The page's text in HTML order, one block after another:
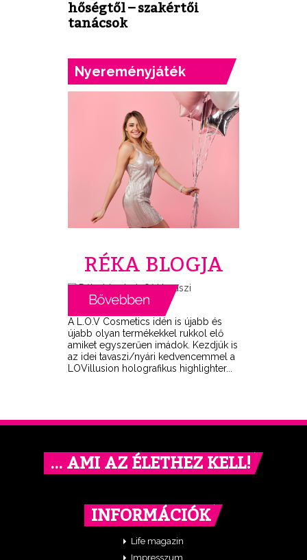
hőségtől – szakértői
tanácsok
Nyereményjáték
RÉKA BLOGJA
A L.O.V Cosmetics idén is újabb és
újabb olyan termékekkel rukkol elő
amiket egyszerűen imádok. Kezdjük is
az idei tavaszi/nyári kedvencemmel a
LOVillusion holografikus highlighter...
… AMI AZ ÉLETHEZ KELL!
INFORMÁCIÓK
Life magazin
Impresszum